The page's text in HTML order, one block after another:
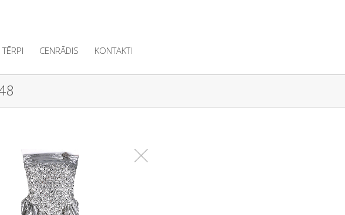
CENRĀDIS KONTAKTI